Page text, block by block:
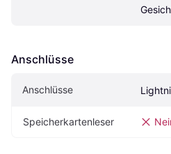
Anschlüsse
Anschlüsse
Speicherkartenleser